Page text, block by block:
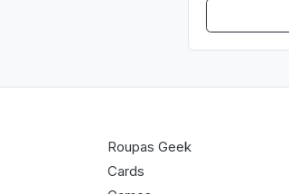
Roupas Geek
Cards